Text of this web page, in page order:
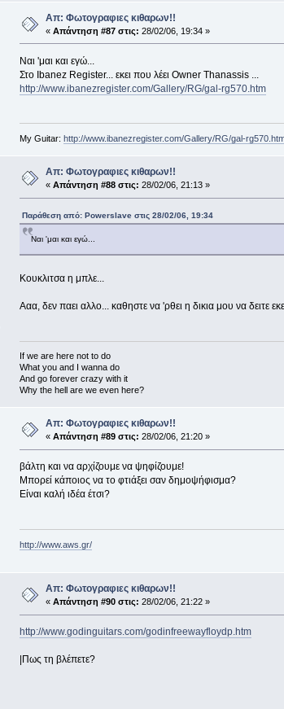
Απ: Φωτογραφιες κιθαρων!!
« Απάντηση #87 στις: 28/02/06, 19:34 »
Ναι 'μαι και εγώ...
Στο Ibanez Register... εκει που λέει Owner Thanassis ...
http://www.ibanezregister.com/Gallery/RG/gal-rg570.htm
My Guitar: http://www.ibanezregister.com/Gallery/RG/gal-
Απ: Φωτογραφιες κιθαρων!!
« Απάντηση #88 στις: 28/02/06, 21:13 »
Παράθεση από: Powerslave στις 28/02/06, 19:34
Ναι 'μαι και εγώ...
Κουκλιτσα η μπλε...
Ααα, δεν παει αλλο... καθηστε να 'ρθει η δικια μου να δειτε
If we are here not to do
What you and I wanna do
And go forever crazy with it
Why the hell are we even here?
Απ: Φωτογραφιες κιθαρων!!
« Απάντηση #89 στις: 28/02/06, 21:20 »
βάλτη και να αρχίζουμε να ψηφίζουμε!
Μπορεί κάποιος να το φτιάξει σαν δημοψήφισμα?
Είναι καλή ιδέα έτσι?
http://www.aws.gr/
Απ: Φωτογραφιες κιθαρων!!
« Απάντηση #90 στις: 28/02/06, 21:22 »
http://www.godinguitars.com/godinfreewayfloydp.htm
|Πως τη βλέπετε?